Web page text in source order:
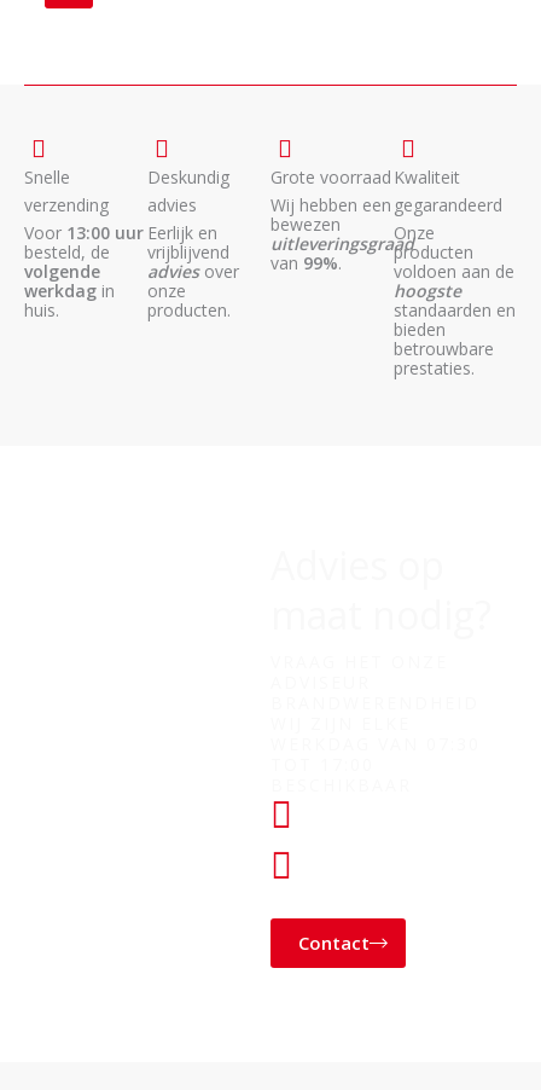
Snelle
verzending
Voor 13:00 uur
besteld, de
volgende
werkdag in
huis.
Deskundig
advies
Eerlijk en
vrijblijvend
adviesover
onze
producten.
Grote voorraad
Wij hebben een
bewezen
uitleveringsgraad
van 99%.
Kwaliteit
gegarandeerd
Onze
producten
voldoen aan de
hoogste
standaarden en
bieden
betrouwbare
prestaties.
Contact